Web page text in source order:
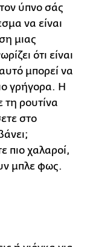
ύπνο σάς
να είναι
μιας
ότι είναι
μπορεί να
γρήγορα. Η
τη ρουτίνα
στο
πιο χαλαροί,
μπλε φως.